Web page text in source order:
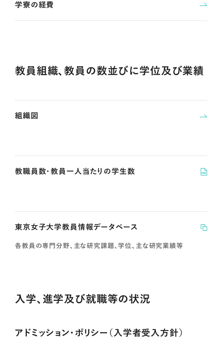
学寮の経費
教員組織、教員の数並びに学位及び業績
組織図
教職員数・教員一人当たりの学生数
東京女子大学教員情報データベース
各教員の専門分野、主な研究課題、学位、主な研究業績等
入学、進学及び就職等の状況
アドミッション・ポリシー（入学者受入方針）